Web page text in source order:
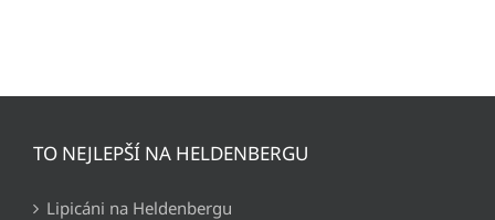
TO NEJLEPŠÍ NA HELDENBERGU
Lipicáni na Heldenbergu